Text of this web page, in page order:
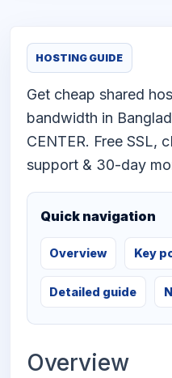
HOSTING GUIDE
Get cheap shared
bandwidth in
CENTER. Free SSL,
support & 30-day
Quick navigation
Overview Key
Detailed guide
Overview